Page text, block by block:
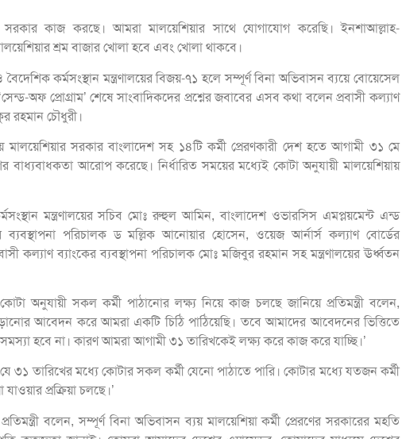
কাজ করছে। আমরা মালয়েশিয়ার সাথে যোগাযোগ করেছি। ইনশাআল্লাহ-
শ্রম বাজার খোলা হবে এবং খোলা থাকবে।
কর্মসংস্থান মন্ত্রণালয়ের বিজয়-৭১ হলে সম্পূর্ণ বিনা অভিবাসন ব্যয়ে বোয়েসেল
অফ প্রোগ্রাম’ শেষে সাংবাদিকদের প্রশ্নের জবাবের এসব কথা বলেন প্রবাসী কল্যাণ
রহমান চৌধুরী।
সরকার বাংলাদেশ সহ ১৪টি কর্মী প্রেরণকারী দেশ হতে আগামী ৩১ মে
বাধ্যবাধকতা আরোপ করেছে। নির্ধারিত সময়ের মধ্যেই কোটা অনুযায়ী মালয়েশিয়ায়
মন্ত্রণালয়ের সচিব মোঃ রুহুল আমিন, বাংলাদেশ ওভারসিস এমপ্লয়মেন্ট এন্ড
ব্যবস্থাপনা পরিচালক ড মল্লিক আনোয়ার হোসেন, ওয়েজ আর্নার্স কল্যাণ বোর্ডের
কল্যাণ ব্যাংকের ব্যবস্থাপনা পরিচালক মোঃ মজিবুর রহমান সহ মন্ত্রণালয়ের ঊর্ধ্বতন
অনুযায়ী সকল কর্মী পাঠানোর লক্ষ্য নিয়ে কাজ চলছে জানিয়ে প্রতিমন্ত্রী বলেন,
আবেদন করে আমরা একটি চিঠি পাঠিয়েছি। তবে আমাদের আবেদনের ভিত্তিতে
হবে না। কারণ আমরা আগামী ৩১ তারিখকেই লক্ষ্য করে কাজ করে যাচ্ছি।’
৩১ তারিখের মধ্যে কোটার সকল কর্মী যেনো পাঠাতে পারি। কোটার মধ্যে যতজন কর্মী
প্রক্রিয়া চলছে।’
বলেন, সম্পূর্ণ বিনা অভিবাসন ব্যয় মালয়েশিয়া কর্মী প্রেরণের সরকারের মহতি